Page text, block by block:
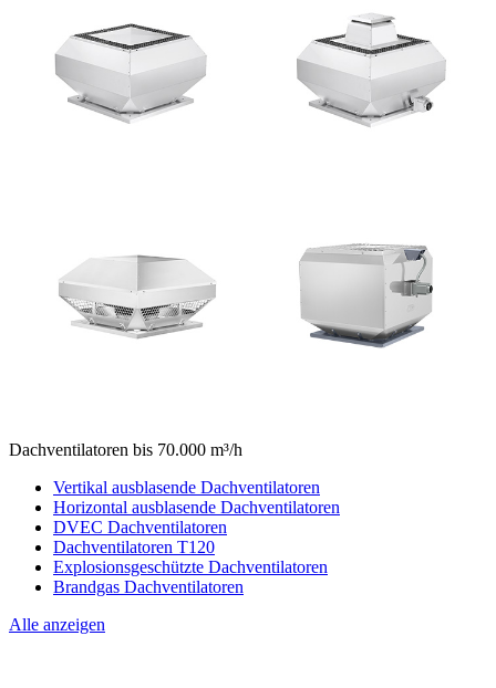
Dachventilatoren bis 70.000 m³/h
Vertikal ausblasende Dachventilatoren
Horizontal ausblasende Dachventilatoren
DVEC Dachventilatoren
Dachventilatoren T120
Explosionsgeschützte Dachventilatoren
Brandgas Dachventilatoren
Alle anzeigen